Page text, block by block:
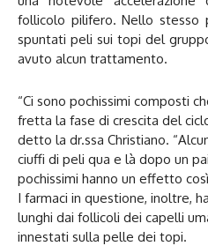
follicolo pilifero. Nello stesso
spuntati peli sui topi del
avuto alcun trattamento.
“Ci sono pochissimi composti
fretta la fase di crescita del
detto la dr.ssa Christiano.
ciuffi di peli qua e là dopo un
pochissimi hanno un effetto
I farmaci in questione, inoltre,
lunghi dai follicoli dei capelli
innestati sulla pelle dei topi.